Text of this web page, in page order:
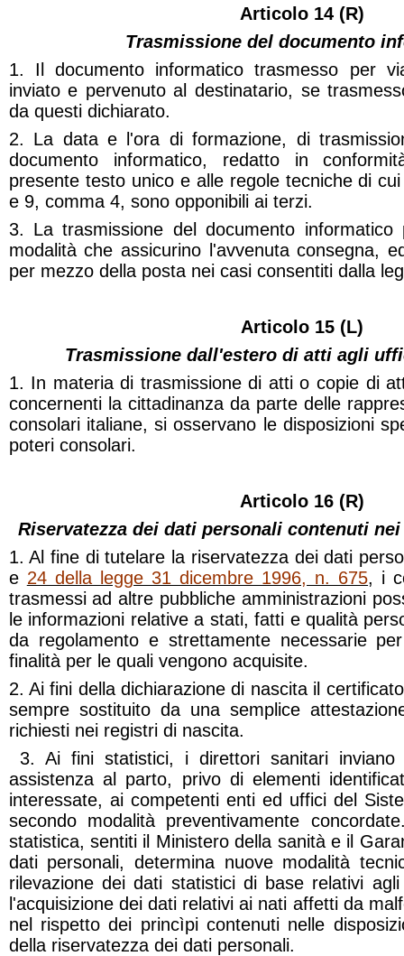
Articolo 14 (R)
Trasmissione del documento
1. Il documento informatico trasmesso per
inviato e pervenuto al destinatario, se
da questi dichiarato.
2. La data e l'ora di formazione, di
documento informatico, redatto in
presente testo unico e alle regole tecniche di
e 9, comma 4, sono opponibili ai terzi.
3. La trasmissione del documento
modalità che assicurino l'avvenuta consegna,
per mezzo della posta nei casi consentiti dalla
Articolo 15 (L)
Trasmissione dall'estero di atti agli
1. In materia di trasmissione di atti o copie di
concernenti la cittadinanza da parte delle
consolari italiane, si osservano le disposizioni
poteri consolari.
Articolo 16 (R)
Riservatezza dei dati personali contenuti
1. Al fine di tutelare la riservatezza dei dati
e 24 della legge 31 dicembre 1996, n. 675, i
trasmessi ad altre pubbliche amministrazioni
le informazioni relative a stati, fatti e qualità
da regolamento e strettamente necessarie
finalità per le quali vengono acquisite.
2. Ai fini della dichiarazione di nascita il
sempre sostituito da una semplice
richiesti nei registri di nascita.
3. Ai fini statistici, i direttori sanitari
assistenza al parto, privo di elementi
interessate, ai competenti enti ed uffici del
secondo modalità preventivamente
statistica, sentiti il Ministero della sanità e il
dati personali, determina nuove modalità
rilevazione dei dati statistici di base relativi
l'acquisizione dei dati relativi ai nati affetti da
nel rispetto dei princìpi contenuti nelle
della riservatezza dei dati personali.